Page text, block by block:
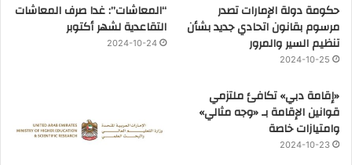
حكومة دولة الإمارات تصدر
مرسوم بقانون اتحادي جديد بشأن
تنظيم السير والمرور
2024-10-25
“المعاشات”: غدا صرف المعاشات
التقاعدية لشهر أكتوبر
2024-10-24
«إقامة دبي» تكافئ ملتزمي
قوانين الإقامة بـ «وجه مثالي»
وامتيازات خاصة
2024-10-23